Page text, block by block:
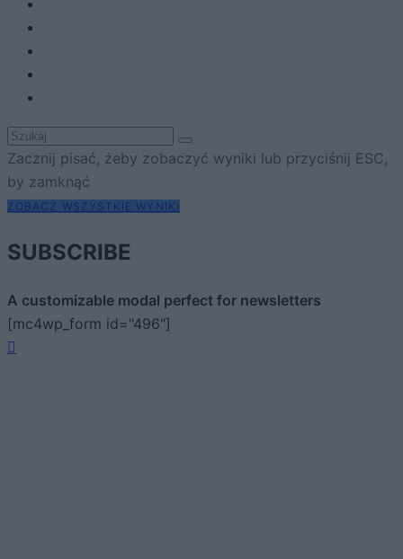
Zacznij pisać, żeby zobaczyć wyniki lub przyciśnij ESC,
by zamknąć
ZOBACZ WSZYSTKIE WYNIKI
SUBSCRIBE
A customizable modal perfect for newsletters
[mc4wp_form id="496"]